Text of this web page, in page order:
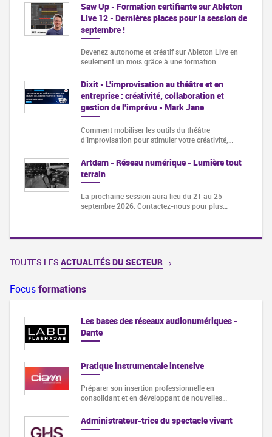
Saw Up - Formation certifiante sur Ableton
Live 12 - Dernières places pour la session de
septembre !
Devenez autonome et créatif sur Ableton Live en
seulement un mois grâce à une formation…
Dixit - L'improvisation au théâtre et en
entreprise : créativité, collaboration et
gestion de l'imprévu - Mark Jane
Comment mobiliser les outils du théâtre
d’improvisation pour stimuler votre créativité,…
Artdam - Réseau numérique - Lumière tout
terrain
La prochaine session aura lieu du 21 au 25
septembre 2026. Contactez-nous pour plus…
TOUTES LES ACTUALITÉS DU SECTEUR
Focusformations
Les bases des réseaux audionumériques -
Dante
Pratique instrumentale intensive
Préparer son insertion professionnelle en
consolidant et en développant de nouvelles…
Administrateur-trice du spectacle vivant